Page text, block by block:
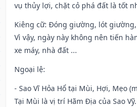
vụ thủy lợi, chặt cỏ phá đất là tốt
Kiêng cữ: Đóng giường, lót
Vì vậy, ngày này không nên tiến
xe máy, nhà đất ...
Ngoại lệ:
- Sao Vĩ Hỏa Hổ tại Mùi, Hợi, Mẹo
Tại Mùi là vị trí Hãm Địa của Sao